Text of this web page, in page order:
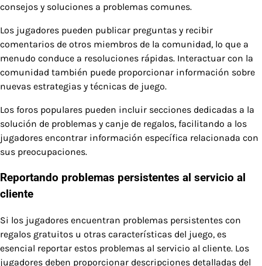
consejos y soluciones a problemas comunes.
Los jugadores pueden publicar preguntas y recibir
comentarios de otros miembros de la comunidad, lo que a
menudo conduce a resoluciones rápidas. Interactuar con la
comunidad también puede proporcionar información sobre
nuevas estrategias y técnicas de juego.
Los foros populares pueden incluir secciones dedicadas a la
solución de problemas y canje de regalos, facilitando a los
jugadores encontrar información específica relacionada con
sus preocupaciones.
Reportando problemas persistentes al servicio al
cliente
Si los jugadores encuentran problemas persistentes con
regalos gratuitos u otras características del juego, es
esencial reportar estos problemas al servicio al cliente. Los
jugadores deben proporcionar descripciones detalladas del